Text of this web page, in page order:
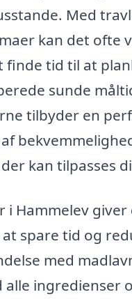
Med
kan det ofte
finde tid til at
sunde
tilbyder en
kan tilpasses
i Hammelev giver
spare tid og
med
alle ingredienser